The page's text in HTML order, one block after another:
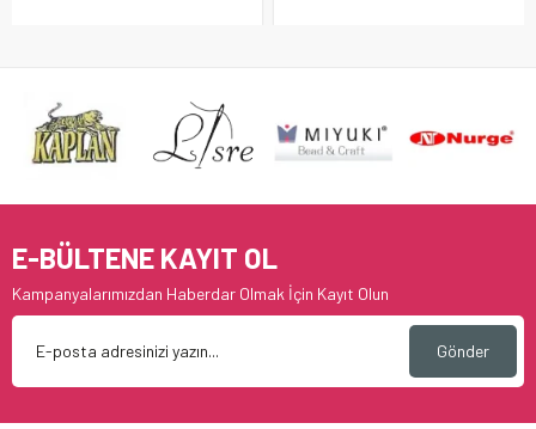
E-BÜLTENE KAYIT OL
Kampanyalarımızdan Haberdar Olmak İçin Kayıt Olun
Gönder